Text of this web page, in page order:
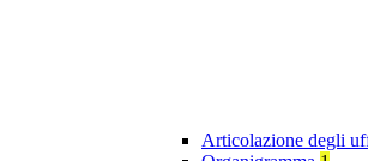
Articolazione degli